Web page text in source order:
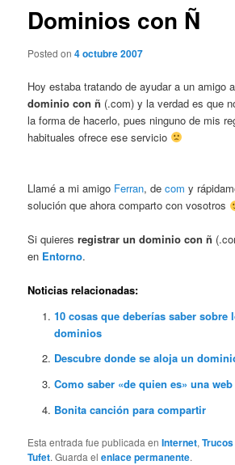
Dominios con Ñ
Posted on4 octubre 2007
Hoy estaba tratando de ayudar a un amigo
dominio con ñ (.com) y la verdad es que
la forma de hacerlo, pues ninguno de mis
habituales ofrece ese servicio
Llamé a mi amigo Ferran, decom y
solución que ahora comparto con vosotros
Si quieresregistrar un dominio con ñ
en Entorno.
Noticias relacionadas:
10 cosas que deberías saber sobre
dominios
Descubre donde se aloja un
Como saber «de quien es» una web
Bonita canción para compartir
Esta entrada fue publicada enInternet,
Tufet. Guarda elenlace permanente.